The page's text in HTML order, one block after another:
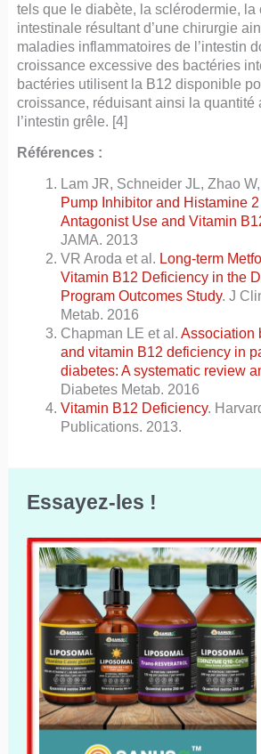
tels que le diabète, la sclérodermie, la
intestinale résultant d’une chirurgie
maladies inflammatoires de l’intestin
croissance excessive des bactéries
bactéries utilisent la B12 disponible
croissance, réduisant ainsi la quantité
l’intestin grêle. [4]
Références :
Lam JR, Schneider JL, Zhao
Pump Inhibitor and Histamine
Antagonist Use and Vitamin
JAMA. 2013
VR Aroda et al. Long-term
Vitamin B12 Deficiency in the
Program Outcomes Study. J
Metab. 2016
Chapman LE et al.Association
and vitamin B12 deficiency in
diabetes: A systematic review
Diabetes Metab. 2016
Vitamin B12 Deficiency.
Publications. 2013.
Essayez-les !